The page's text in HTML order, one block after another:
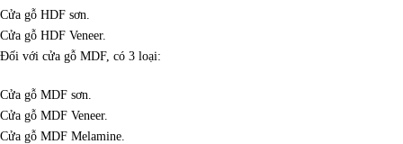
Cửa gỗ HDF sơn.
Cửa gỗ HDF Veneer.
Đối với cửa gỗ MDF, có 3 loại:
Cửa gỗ MDF sơn.
Cửa gỗ MDF Veneer.
Cửa gỗ MDF Melamine.